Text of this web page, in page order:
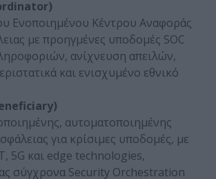
Ενοποιημένου Κέντρου Αναφοράς
με προηγμένες υποδομές SOC
ανίχνευση απειλών,
και ενισχυμένο εθνικό
αυτοματοποιημένης
για κρίσιμες υποδομές, με
5G και edge technologies,
σύγχρονα Security Orchestration